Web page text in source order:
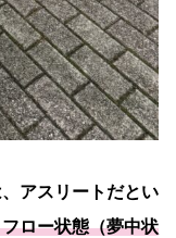
アスリートだとい
ロー状態（夢中状